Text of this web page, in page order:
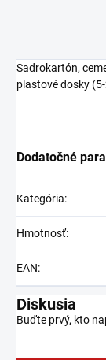
Sadrokartón,
plastové dosky (5-
Dodatočné
Kategória:
Hmotnosť:
EAN:
Diskusia
Buďte prvý, kto